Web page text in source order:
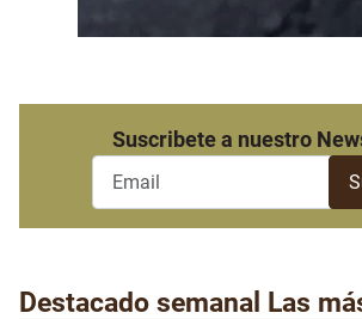
Suscribete a nuestro
Destacado semanal Las